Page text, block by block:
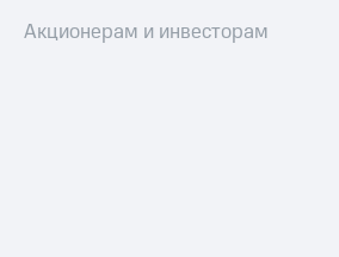
Акционерам и инвесторам